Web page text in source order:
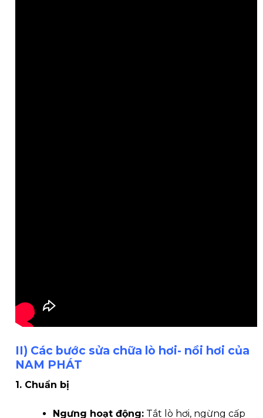
II) Các bước sửa chữa lò hơi- nồi hơi của
NAM PHÁT
1. Chuẩn bị
Ngưng hoạt động: Tắt lò hơi, ngừng cấp